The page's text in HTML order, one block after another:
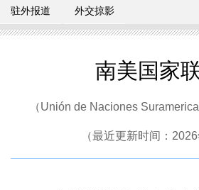
驻外报道 外交掠影
南美国家
（Unión de Naciones
（最近更新时间：2026